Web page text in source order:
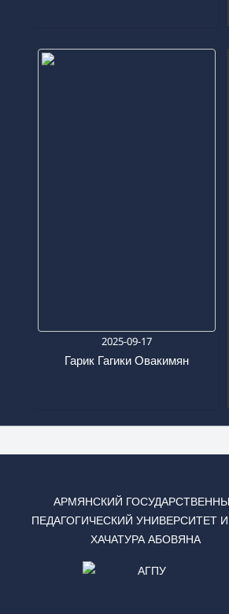
2025-09-17
Гарик Гагики Овакимян
АРМЯНСКИЙ
ПЕДАГОГИЧЕСКИЙ УНИВЕРСИТЕТ
ХАЧАТУРА АБОВЯНА